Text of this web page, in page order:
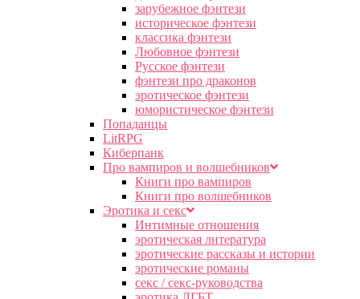
зарубежное фэнтези
историческое фэнтези
классика фэнтези
Любовное фэнтези
Русское фэнтези
фэнтези про драконов
эротическое фэнтези
юмористическое фэнтези
Попаданцы
LitRPG
Киберпанк
Про вампиров и волшебников
Книги про вампиров
Книги про волшебников
Эротика и секс
Интимные отношения
эротическая литература
эротические рассказы и истории
эротические романы
секс / секс-руководства